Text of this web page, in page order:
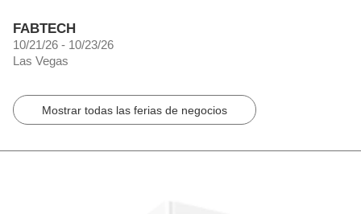
FABTECH
10/21/26 - 10/23/26
Las Vegas
Mostrar todas las ferias de negocios